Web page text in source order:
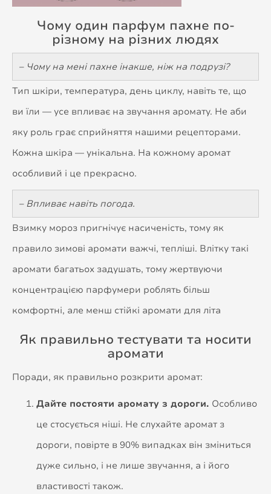
Чому один парфум пахне по-
різному на різних людях
– Чому на мені пахне інакше, ніж на подрузі?
Тип шкіри, температура, день циклу, навіть те, що
ви їли — усе впливає на звучання аромату. Не аби
яку роль грає сприйняття нашими рецепторами.
Кожна шкіра — унікальна. На кожному аромат
особливий і це прекрасно.
– Впливає навіть погода.
Взимку мороз пригнічує насиченість, тому як
правило зимові аромати важчі, тепліші. Влітку такі
аромати багатьох задушать, тому жертвуючи
концентрацією парфумери роблять більш
комфортні, але менш стійкі аромати для літа
Як правильно тестувати та носити
аромати
Поради, як правильно розкрити аромат:
Дайте постояти аромату з дороги. Особливо
це стосується ніші. Не слухайте аромат з
дороги, повірте в 90% випадках він зміниться
дуже сильно, і не лише звучання, а і його
властивості також.